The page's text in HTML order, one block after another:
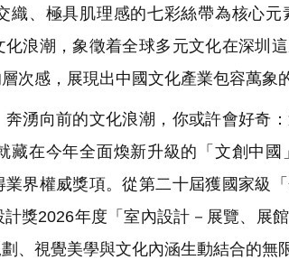
、極具肌理感的七彩絲帶為核心元
浪潮，象徵着全球多元文化在深圳
次感，展現出中國文化產業包容萬象
湧向前的文化浪潮，你或許會好奇
藏在今年全面煥新升級的「文創中國
業界權威獎項。從第二十屆獲國家級
獎2026年度「室內設計－展覽、展
、視覺美學與文化內涵生動結合的無